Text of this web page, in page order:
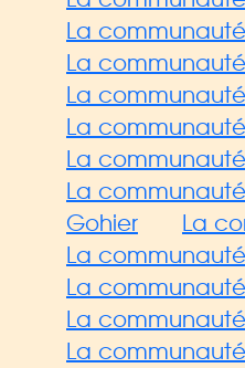
La
La
La
La
La
La
Gohier
La
La
La
La
La